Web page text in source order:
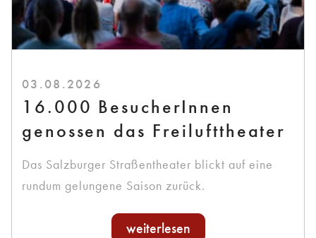
03.08.2026
16.000 BesucherInnen
genossen das Freilufttheater
Das Salzburger Straßentheater blickt auf eine
rundum gelungene Saison zurück.
weiterlesen